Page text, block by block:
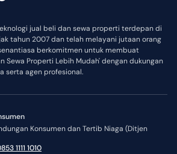
jual beli dan sewa properti terdepan di
tahun 2007 dan telah melayani jutaan orang
berkomitmen untuk membuat
Sewa Properti Lebih Mudah' dengan dukungan
serta agen profesional.
Konsumen dan Tertib Niaga (Ditjen
1111 1010